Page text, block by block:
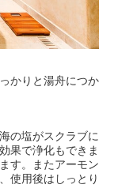
かりと湯舟につか
の塩がスクラブに
果で浄化もできま
す。またアーモン
使用後はしっとり